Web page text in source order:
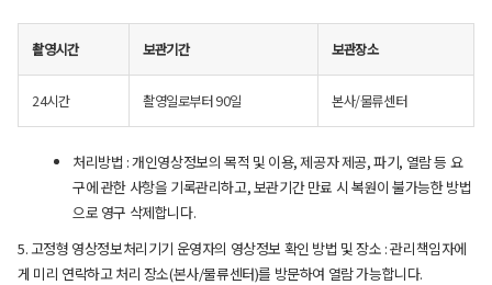
촬영시간 보관기간 보관장소
24시간 촬영일로부터 90일 본사/물류센터
처리방법 : 개인영상정보의 목적 및 이용, 제공자 제공, 파기, 열람 등 요
구에 관한 사항을 기록관리하고, 보관기간 만료 시 복원이 불가능한 방법
으로 영구 삭제합니다.
5. 고정형 영상정보처리기기 운영자의 영상정보 확인 방법 및 장소 : 관리책임자에
게 미리 연락하고 처리 장소(본사/물류센터)를 방문하여 열람 가능합니다.